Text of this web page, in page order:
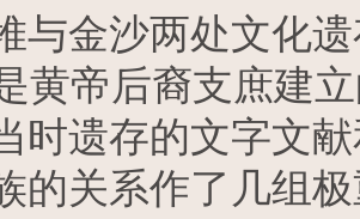
与金沙两处文化
帝后裔支庶建
时遗存的文字文
的关系作了几组